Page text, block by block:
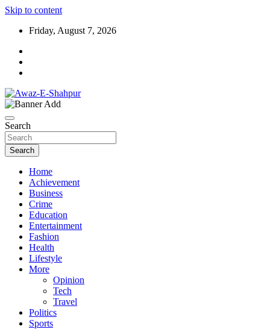
Skip to content
Friday, August 7, 2026
Awaz-E-Shahpur
Search
Search
Home
Achievement
Business
Crime
Education
Entertainment
Fashion
Health
Lifestyle
More
Opinion
Tech
Travel
Politics
Sports